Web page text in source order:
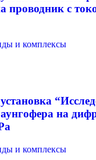
проводник с
и комплексы
на
и комплексы